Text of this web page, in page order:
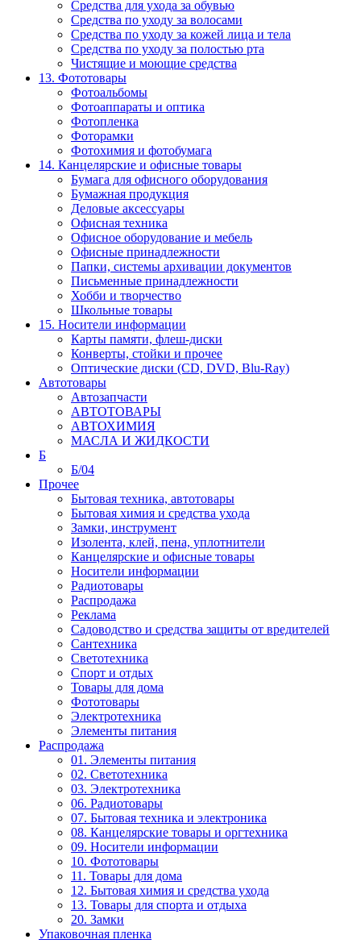
Средства для ухода за обувью
Средства по уходу за волосами
Средства по уходу за кожей лица и тела
Средства по уходу за полостью рта
Чистящие и моющие средства
13. Фототовары
Фотоальбомы
Фотоаппараты и оптика
Фотопленка
Фоторамки
Фотохимия и фотобумага
14. Канцелярские и офисные товары
Бумага для офисного оборудования
Бумажная продукция
Деловые аксессуары
Офисная техника
Офисное оборудование и мебель
Офисные принадлежности
Папки, системы архивации документов
Письменные принадлежности
Хобби и творчество
Школьные товары
15. Носители информации
Карты памяти, флеш-диски
Конверты, стойки и прочее
Оптические диски (CD, DVD, Blu-Ray)
Автотовары
Автозапчасти
АВТОТОВАРЫ
АВТОХИМИЯ
МАСЛА И ЖИДКОСТИ
Б
Б/04
Прочее
Бытовая техника, автотовары
Бытовая химия и средства ухода
Замки, инструмент
Изолента, клей, пена, уплотнители
Канцелярские и офисные товары
Носители информации
Радиотовары
Распродажа
Реклама
Садоводство и средства защиты от вредителей
Сантехника
Светотехника
Спорт и отдых
Товары для дома
Фототовары
Электротехника
Элементы питания
Распродажа
01. Элементы питания
02. Светотехника
03. Электротехника
06. Радиотовары
07. Бытовая техника и электроника
08. Канцелярские товары и оргтехника
09. Носители информации
10. Фототовары
11. Товары для дома
12. Бытовая химия и средства ухода
13. Товары для спорта и отдыха
20. Замки
Упаковочная пленка